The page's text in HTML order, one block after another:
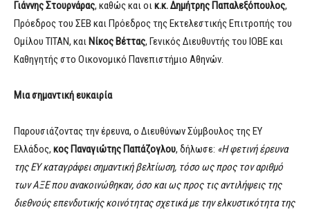
Γιάννης Στουρνάρας, καθώς και οικ.κ.Δημήτρης Παπαλεξόπουλος,
Πρόεδρος του ΣΕΒ και Πρόεδρος της Εκτελεστικής Επιτροπής του
Ομίλου ΤΙΤΑΝ, και Νίκος Βέττας, Γενικός Διευθυντής του ΙΟΒΕ και
Καθηγητής στο Οικονομικό Πανεπιστήμιο Αθηνών.
Μια σημαντική ευκαιρία
Παρουσιάζοντας την έρευνα, ο Διευθύνων Σύμβουλος της ΕΥ
Ελλάδος, κος Παναγιώτης Παπάζογλου, δήλωσε: «Η φετινή έρευνα
της ΕΥ καταγράφει σημαντική βελτίωση, τόσο ως προς τον αριθμό
των ΑΞΕ που ανακοινώθηκαν, όσο και ως προς τις αντιλήψεις της
διεθνούς επενδυτικής κοινότητας σχετικά με την ελκυστικότητα της